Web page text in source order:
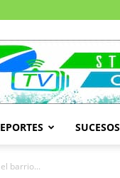
SUCESOS
barrio...